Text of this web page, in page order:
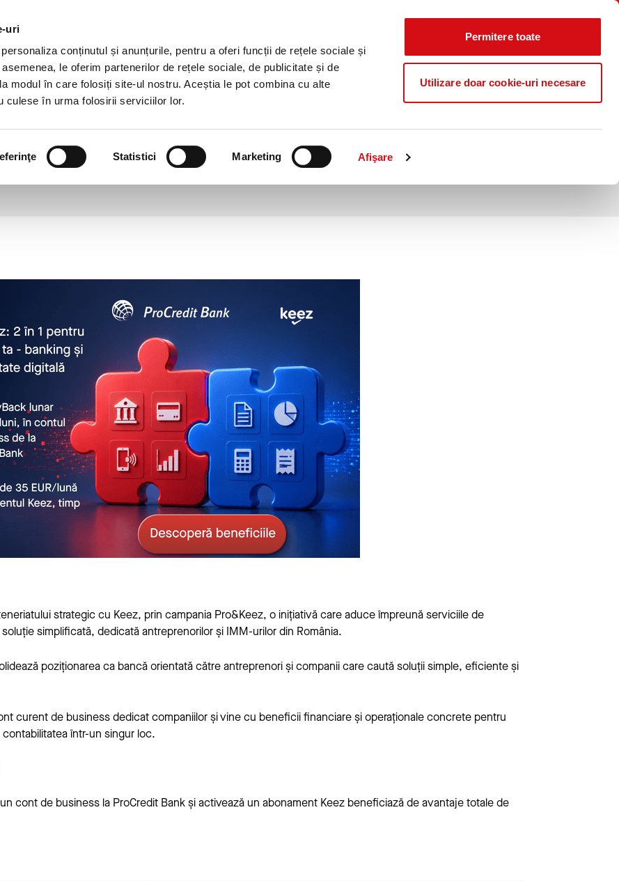
uri
conținutul și anunțurile, pentru a oferi funcții de rețele sociale și
le oferim partenerilor de rețele sociale, de publicitate și de
modul în care folosiți site-ul nostru. Aceștia le pot combina cu alte
culese în urma folosirii serviciilor lor.
Statistici Marketing Afişare
Permitere toate
Utilizare doar cookie-uri necesare
Banking Digital
ProB@nking Plus
lansat Pro&Keez: 2 în 1 pentru afacerea ta – banking și
contabilitate digitală
strategic cu Keez, prin campania Pro&Keez, o inițiativă care aduce împreună serviciile de
simplificată, dedicată antreprenorilor și IMM-urilor din România.
poziționarea ca bancă orientată către antreprenori și companii care caută soluții simple, eficiente și
curent de business dedicat companiilor și vine cu beneficii financiare și operaționale concrete pentru
într-un singur loc.
cont de business la ProCredit Bank și activează un abonament Keez beneficiază de avantaje totale de